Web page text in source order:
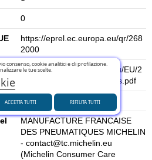
0
https://eprel.ec.europa.eu/qr/268
2000
https://www.tyrelabelling.eu/EU/2
020-740/es/066446_fcs_es.pdf
2020/740
MANUFACTURE FRANCAISE
DES PNEUMATIQUES MICHELIN
- contact@tc.michelin.eu
(Michelin Consumer Care
consenso, cookie analitici e di profilazione.
le tue scelte.
RIFIUTA TUTTI
ACCETTA TUTTI